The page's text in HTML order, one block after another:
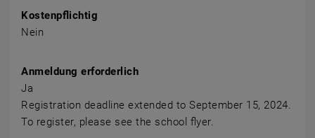
Kostenpflichtig
Nein
Anmeldung erforderlich
Ja
Registration deadline extended to September 15, 2024.
To register, please see the school flyer.